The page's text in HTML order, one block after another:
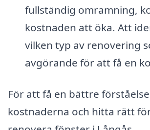
fullständig omramning,
kostnaden att öka. Att
vilken typ av renovering
avgörande för att få en
För att få en bättre
kostnaderna och hitta rätt